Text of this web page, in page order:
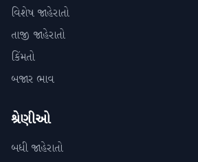
વિશેષ જાહેરાતો
તાજી જાહેરાતો
કિંમતો
બજાર ભાવ
શ્રેણીઓ
બધી જાહેરાતો